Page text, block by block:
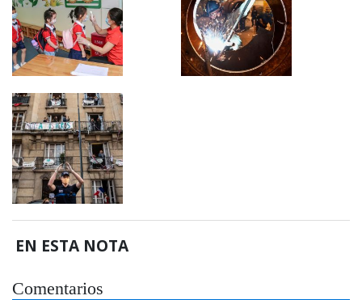
EN ESTA NOTA
Comentarios